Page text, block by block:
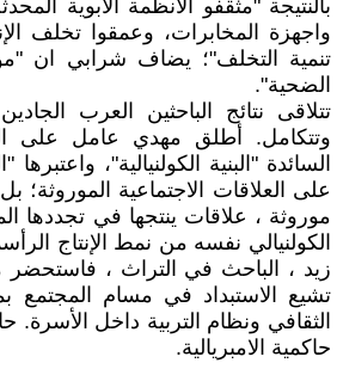
بالنتيجة "مثقفو الأنظمة الأبوية
واجهزة المخابرات، وعمقوا تخلف
تنمية التخلف"؛ يضاف شرابي ان
الضحية".
تتلاقى نتائج الباحثين العرب
وتتكامل. أطلق مهدي عامل على
السائدة "البنية الكولنيالية"،
على العلاقات الاجتماعية الموروثة؛
موروثة ، علاقات ينتجها في تجددها
الكولنيالي نفسه من نمط الإنتاج
زيد ، الباحث في التراث ، فاستحضر
تشيع الاستبداد في مسام المجتمع
الثقافي ونظام التربية داخل الأسرة.
حاكمية الامبريالية.